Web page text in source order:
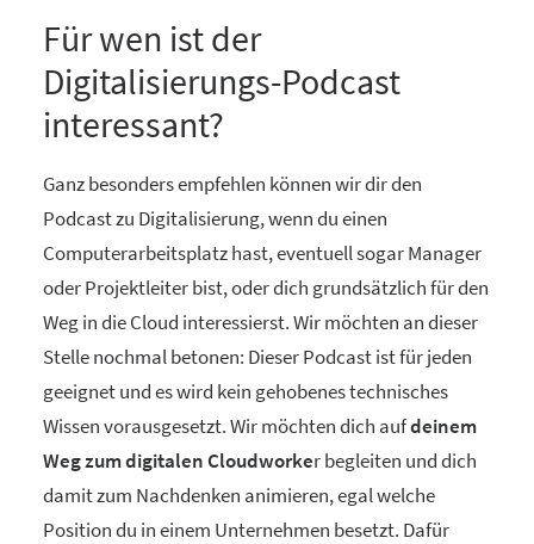
Für wen ist der
Digitalisierungs-Podcast
interessant?
Ganz besonders empfehlen können wir dir den
Podcast zu Digitalisierung, wenn du einen
Computerarbeitsplatz hast, eventuell sogar Manager
oder Projektleiter bist, oder dich grundsätzlich für den
Weg in die Cloud interessierst. Wir möchten an dieser
Stelle nochmal betonen: Dieser Podcast ist für jeden
geeignet und es wird kein gehobenes technisches
Wissen vorausgesetzt. Wir möchten dich aufdeinem
Weg zum digitalen Cloudworker begleiten und dich
damit zum Nachdenken animieren, egal welche
Position du in einem Unternehmen besetzt. Dafür